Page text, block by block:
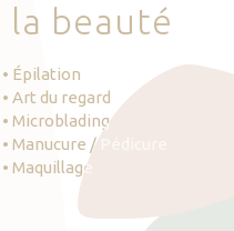
la beauté
• Épilation
• Art du regard
• Microblading
• Manucure / Pédicure
• Maquillage